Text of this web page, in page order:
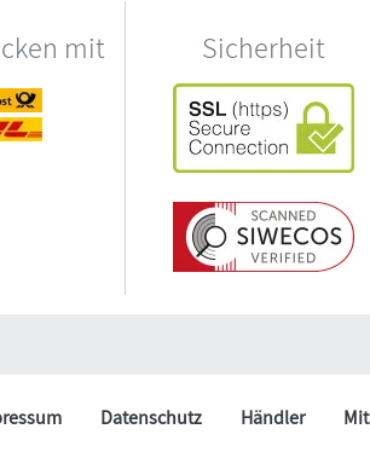
mit Sicherheit
Datenschutz Händler